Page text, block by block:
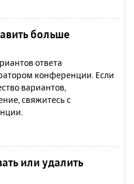
больше
ответа
конференции. Если
вариантов,
свяжитесь с
или удалить